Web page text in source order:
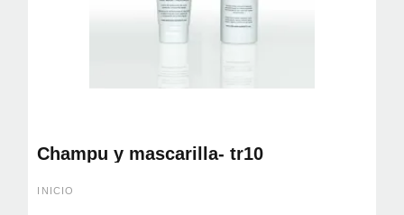
Champu y mascarilla- tr10
INICIO